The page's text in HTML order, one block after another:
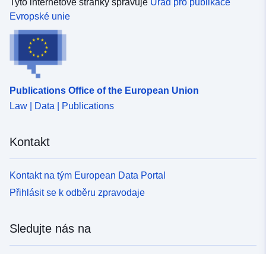
e.genotoxicita. 2. Úplná databáze. OpenFoodTox
2020 a k cíli rozšířit důkazní základnu úřadu EFSA a
optimalizovat přístup k jeho údajům jako cenné databázi
s otevřeným zdrojovým kódem, kterou lze sdílet se
všemi vědeckými poradními orgány a zúčastněnými
stranami se zájmem o posouzení chemického rizika.
OpenFoodTox byl navíc předán na Globální portál OECD
vnitrostátních a mezinárodních databází. Další popis a
související odkazy jsou popsány v redakci časopisu
EFSA (Dorne et al., 2017).
Tyto internetové stránky spravuje Úřad pro publikace
Evropské unie
Publications Office of the European Union
Law | Data | Publications
Kontakt
Kontakt na tým European Data Portal
Přihlásit se k odběru zpravodaje
Sledujte nás na